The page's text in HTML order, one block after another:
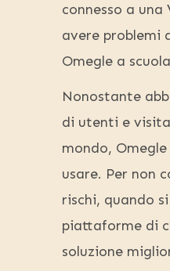
connesso a
avere problemi
Omegle a
Nonostante
di utenti e
mondo,
usare. Per non
rischi, quando
piattaforme di
soluzione